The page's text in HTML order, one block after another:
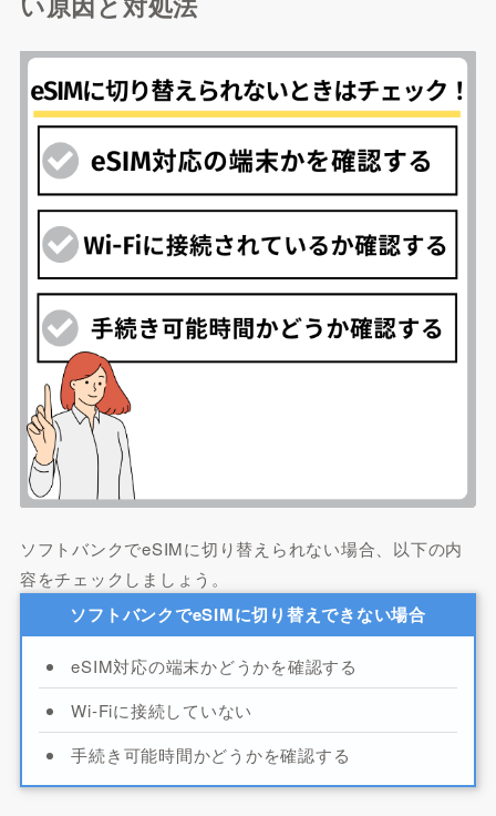
ソフトバンクでeSIMに切り替えられない場合、以下の内
容をチェックしましょう。
ソフトバンクでeSIMに切り替えできない場合
eSIM対応の端末かどうかを確認する
Wi-Fiに接続していない
手続き可能時間かどうかを確認する